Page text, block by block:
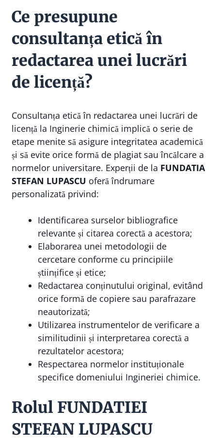
Ce presupune
consultanța etică în
redactarea unei lucrări
de licență?
Consultanța etică în redactarea unei lucrări de
licență la Inginerie chimică implică o serie de
etape menite să asigure integritatea academică
și să evite orice formă de plagiat sau încălcare a
normelor universitare. Experții de la FUNDATIA
STEFAN LUPASCU oferă îndrumare
personalizată privind:
Identificarea surselor bibliografice
relevante și citarea corectă a acestora;
Elaborarea unei metodologii de
cercetare conforme cu principiile
științifice și etice;
Redactarea conținutului original, evitând
orice formă de copiere sau parafrazare
neautorizată;
Utilizarea instrumentelor de verificare a
similitudinii și interpretarea corectă a
rezultatelor acestora;
Respectarea normelor instituționale
specifice domeniului Ingineriei chimice.
Rolul FUNDATIEI
STEFAN LUPASCU